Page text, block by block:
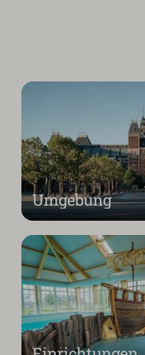
Umgebung